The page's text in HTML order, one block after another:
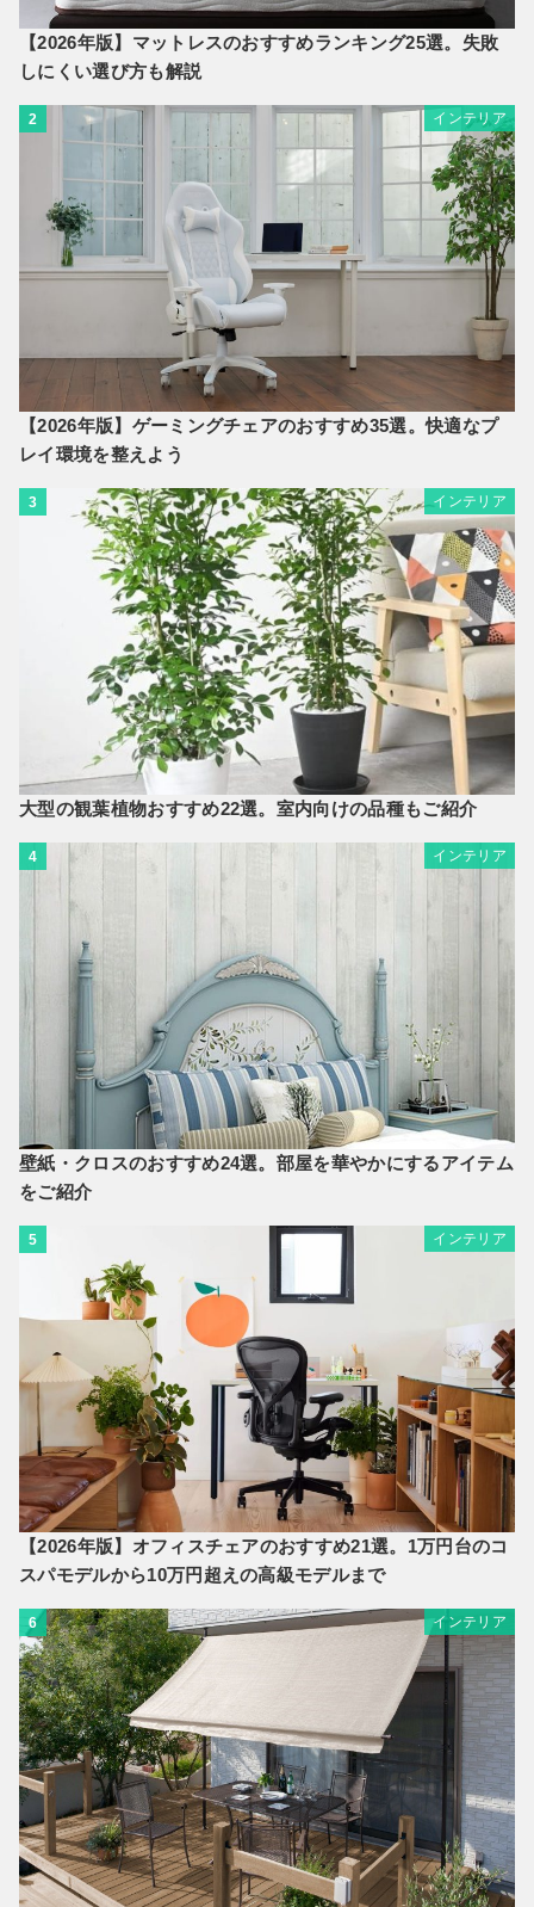
【2026年版】マットレスのおすすめランキング25選。失敗
しにくい選び方も解説
2 インテリア
【2026年版】ゲーミングチェアのおすすめ35選。快適なプ
レイ環境を整えよう
3 インテリア
大型の観葉植物おすすめ22選。室内向けの品種もご紹介
4 インテリア
壁紙・クロスのおすすめ24選。部屋を華やかにするアイテム
をご紹介
5 インテリア
【2026年版】オフィスチェアのおすすめ21選。1万円台のコ
スパモデルから10万円超えの高級モデルまで
6 インテリア